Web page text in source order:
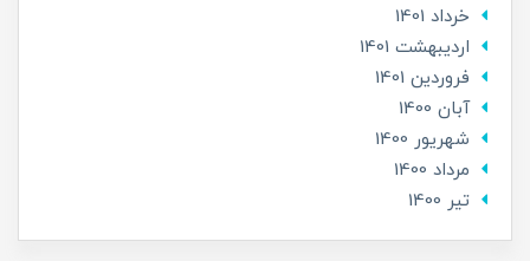
خرداد 1401
ارديبهشت 1401
فروردین 1401
آبان 1400
شهریور 1400
مرداد 1400
تير 1400